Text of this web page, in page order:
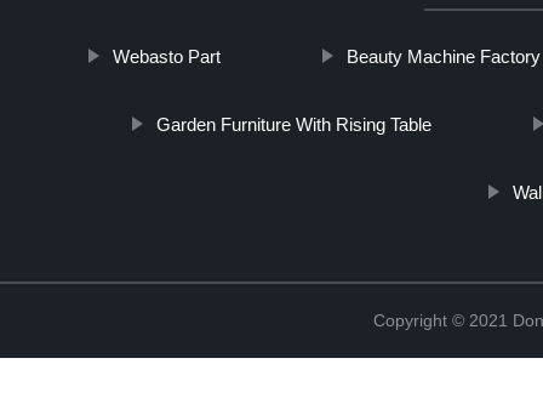
Webasto Part Beauty Machine Factory
Garden Furniture With Rising Table
Copyright © 2021